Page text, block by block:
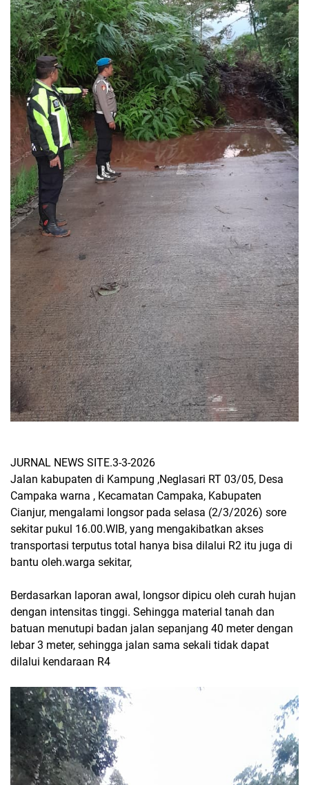
JURNAL NEWS SITE.3-3-2026
Jalan kabupaten di Kampung ,Neglasari RT 03/05, Desa
Campaka warna , Kecamatan Campaka, Kabupaten
Cianjur, mengalami longsor pada selasa (2/3/2026) sore
sekitar pukul 16.00.WIB, yang mengakibatkan akses
transportasi terputus total hanya bisa dilalui R2 itu juga di
bantu oleh.warga sekitar,
Berdasarkan laporan awal, longsor dipicu oleh curah hujan
dengan intensitas tinggi. Sehingga material tanah dan
batuan menutupi badan jalan sepanjang 40 meter dengan
lebar 3 meter, sehingga jalan sama sekali tidak dapat
dilalui kendaraan R4